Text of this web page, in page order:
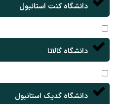
دانشگاه کنت استانبول
دانشگاه گالاتا
دانشگاه گدیک استانبول